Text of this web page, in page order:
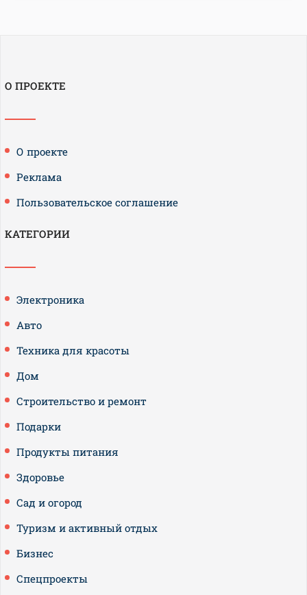
О ПРОЕКТЕ
О проекте
Реклама
Пользовательское соглашение
КАТЕГОРИИ
Электроника
Авто
Техника для красоты
Дом
Строительство и ремонт
Подарки
Продукты питания
Здоровье
Сад и огород
Туризм и активный отдых
Бизнес
Спецпроекты